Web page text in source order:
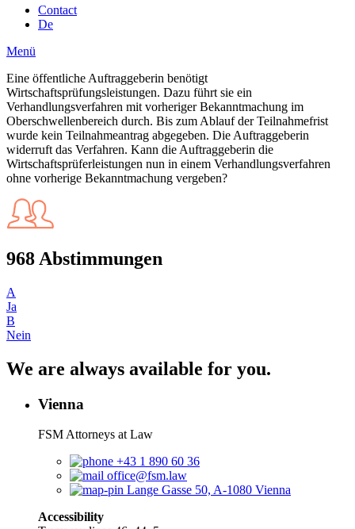
Contact
De
Menü
Eine öffentliche Auftraggeberin benötigt
Wirtschaftsprüfungsleistungen. Dazu führt sie ein
Verhandlungsverfahren mit vorheriger Bekanntmachung im
Oberschwellenbereich durch. Bis zum Ablauf der Teilnahmefrist
wurde kein Teilnahmeantrag abgegeben. Die Auftraggeberin
widerruft das Verfahren. Kann die Auftraggeberin die
Wirtschaftsprüferleistungen nun in einem Verhandlungsverfahren
ohne vorherige Bekanntmachung vergeben?
968 Abstimmungen
A
Ja
B
Nein
We are always available for you.
Vienna
FSM Attorneys at Law
+43 1 890 60 36
office@fsm.law
Lange Gasse 50, A-1080 Vienna
Accessibility